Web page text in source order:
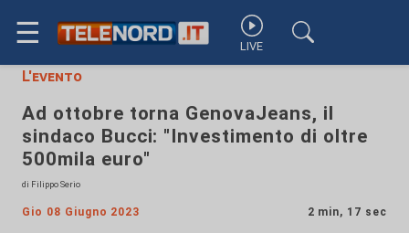
☰ LIVE
L'evento
Ad ottobre torna GenovaJeans, il
sindaco Bucci: "Investimento di oltre
500mila euro"
di Filippo Serio
Gio 08 Giugno 2023 2 min, 17 sec